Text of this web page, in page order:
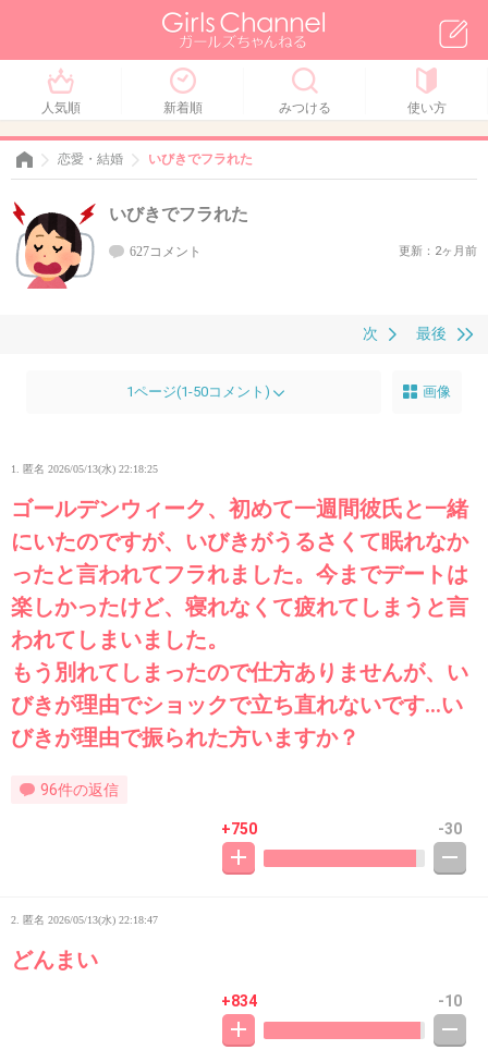
人気順 新着順 みつける 使い方
恋愛・結婚 いびきでフラれた
いびきでフラれた
627コメント 更新：2ヶ月前
最後
次
1ページ(1-50コメント) 画像
1. 匿名 2026/05/13(水) 22:18:25
ゴールデンウィーク、初めて一週間彼氏と一緒
にいたのですが、いびきがうるさくて眠れなか
ったと言われてフラれました。今までデートは
楽しかったけど、寝れなくて疲れてしまうと言
われてしまいました。
もう別れてしまったので仕方ありませんが、い
びきが理由でショックで立ち直れないです…い
びきが理由で振られた方いますか？
96件の返信
+750 -30
2. 匿名 2026/05/13(水) 22:18:47
どんまい
+834 -10